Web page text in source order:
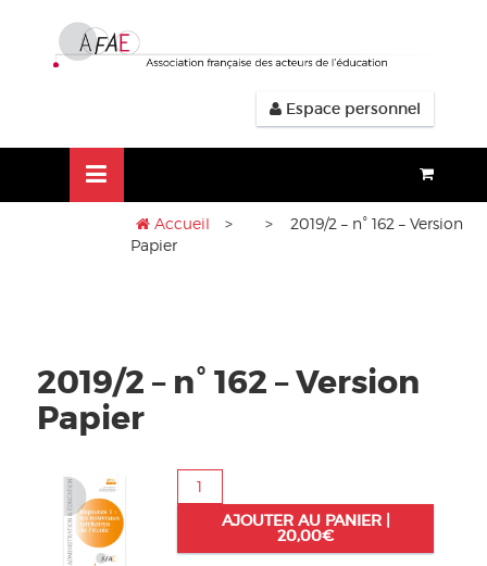
contenu
Espace personnel
Accueil >
> 2019/2 – n° 162 – Version
Papier
2019/2 – n° 162 – Version
Papier
quantité
de
2019/2AJOUTER AU PANIER |
20,00€